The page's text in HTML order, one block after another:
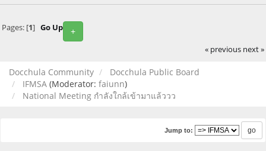
+
Pages: [1] Go Up
« previous next »
Docchula Community
Docchula Public Board
IFMSA (Moderator: faiunn)
National Meeting กำลังใกล้เข้ามาแล้ววว
Jump to: